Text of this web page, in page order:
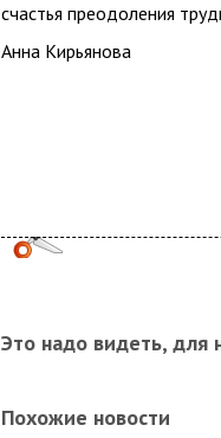
счастья преодоления
Анна Кирьянова
Это надо видеть, для
Похожие новости